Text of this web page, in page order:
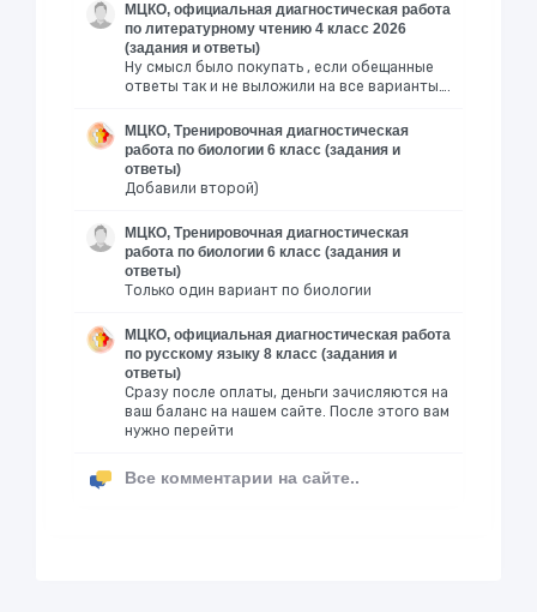
МЦКО, официальная диагностическая работа
по литературному чтению 4 класс 2026
(задания и ответы)
Ну смысл было покупать , если обещанные
ответы так и не выложили на все варианты….
МЦКО, Тренировочная диагностическая
работа по биологии 6 класс (задания и
ответы)
Добавили второй)
МЦКО, Тренировочная диагностическая
работа по биологии 6 класс (задания и
ответы)
Только один вариант по биологии
МЦКО, официальная диагностическая работа
по русскому языку 8 класс (задания и
ответы)
Сразу после оплаты, деньги зачисляются на
ваш баланс на нашем сайте. После этого вам
нужно перейти
Все комментарии на сайте..